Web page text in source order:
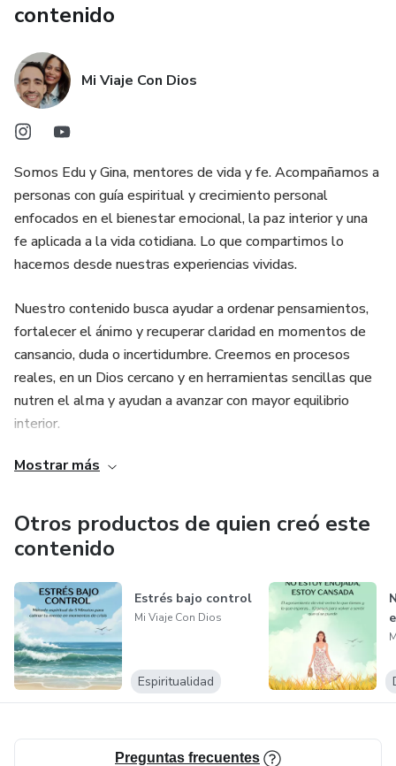
contenido
Mi Viaje Con Dios
Somos Edu y Gina, mentores de vida y fe. Acompañamos a
personas con guía espiritual y crecimiento personal
enfocados en el bienestar emocional, la paz interior y una
fe aplicada a la vida cotidiana. Lo que compartimos lo
hacemos desde nuestras experiencias vividas.
Nuestro contenido busca ayudar a ordenar pensamientos,
fortalecer el ánimo y recuperar claridad en momentos de
cansancio, duda o incertidumbre. Creemos en procesos
reales, en un Dios cercano y en herramientas sencillas que
nutren el alma y ayudan a avanzar con mayor equilibrio
interior.
Mostrar más
Otros productos de quien creó este
contenido
Estrés bajo control
Mi Viaje Con Dios
Espiritualidad
Preguntas frecuentes